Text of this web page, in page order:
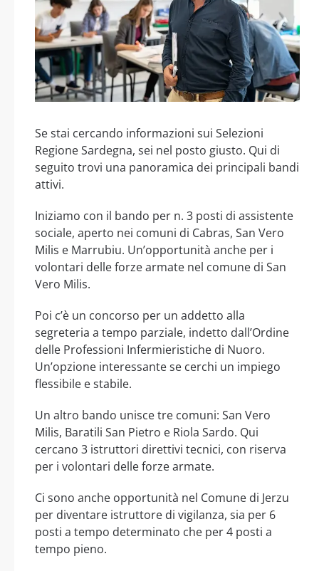
Se stai cercando informazioni sui Selezioni
Regione Sardegna, sei nel posto giusto. Qui di
seguito trovi una panoramica dei principali bandi
attivi.
Iniziamo con il bando per n. 3 posti di assistente
sociale, aperto nei comuni di Cabras, San Vero
Milis e Marrubiu. Un’opportunità anche per i
volontari delle forze armate nel comune di San
Vero Milis.
Poi c’è un concorso per un addetto alla
segreteria a tempo parziale, indetto dall’Ordine
delle Professioni Infermieristiche di Nuoro.
Un’opzione interessante se cerchi un impiego
flessibile e stabile.
Un altro bando unisce tre comuni: San Vero
Milis, Baratili San Pietro e Riola Sardo. Qui
cercano 3 istruttori direttivi tecnici, con riserva
per i volontari delle forze armate.
Ci sono anche opportunità nel Comune di Jerzu
per diventare istruttore di vigilanza, sia per 6
posti a tempo determinato che per 4 posti a
tempo pieno.